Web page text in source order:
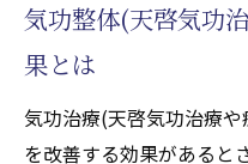
気功整体(天啓気功
果とは
気功治療(天啓気功治療
を改善する効果があると